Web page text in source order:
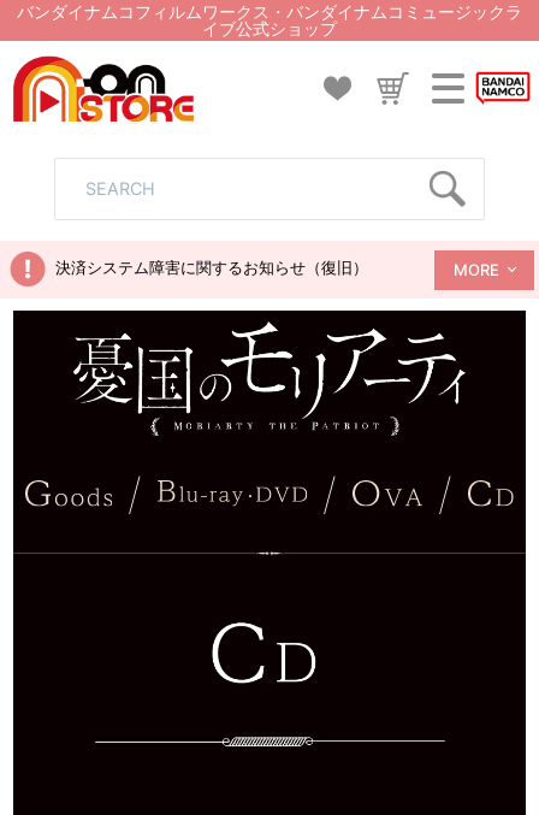
バンダイナムコフィルムワークス・バンダイナムコミュージックラ
イブ公式ショップ
決済システム障害に関するお知らせ（復旧） MORE
/ / /